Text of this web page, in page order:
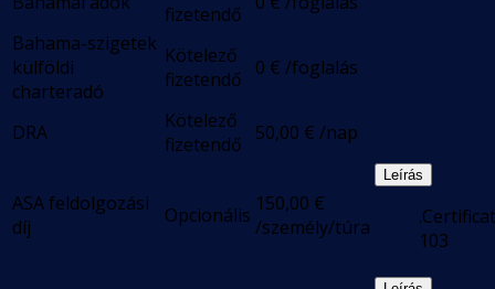
fizetendő
Bahama-szigetek
külföldi
charteradó
Kötelező
fizetendő
0 € /foglalás
DRA
Kötelező
fizetendő
50,00 € /nap
ASA feldolgozási
díj
Opcionális 150,00 €
/személy/túra
Leírás
103